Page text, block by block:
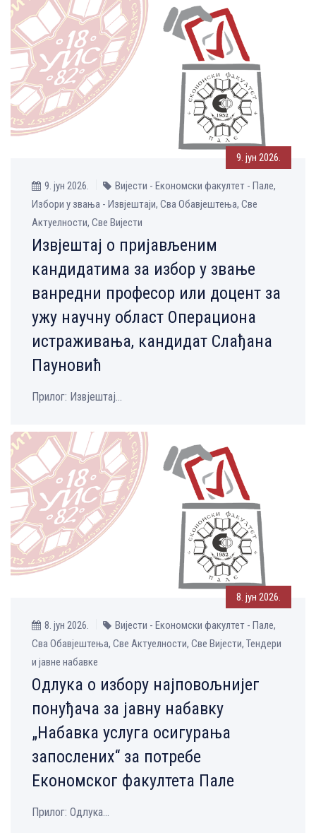
9. јун 2026.
9. јун 2026.
Вијести - Економски факултет - Пале,
Избори у звања - Извјештаји, Сва Обавјештења, Све
Aктуелности, Све Вијести
Извјештај о пријављеним
кандидатима за избор у звање
ванредни професор или доцент за
ужу научну област Операциона
истраживања, кандидат Слађана
Пауновић
Прилог: Извјештај...
8. јун 2026.
8. јун 2026.
Вијести - Економски факултет - Пале,
Сва Обавјештења, Све Aктуелности, Све Вијести, Тендери
и јавне набавке
Одлука о избору најповољнијег
понуђача за јавну набавку
„Набавка услуга осигурања
запослених“ за потребе
Економског факултета Пале
Прилог: Одлука...